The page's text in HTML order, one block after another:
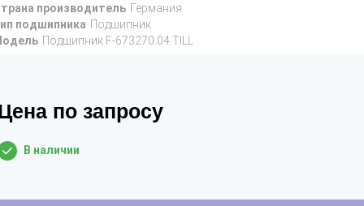
производитель Германия
подшипника Подшипник
Подшипник F-673270.04.TILL
по запросу
В наличии